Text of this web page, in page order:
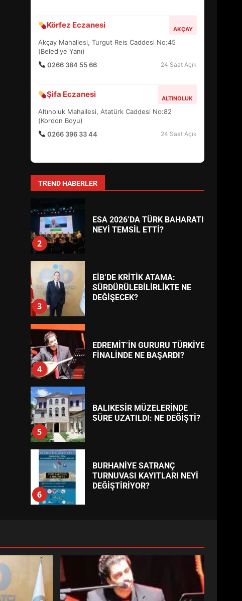
Körfez Eczanesi AKÇAY
Akçay Mahallesi, Turgut Reis Caddesi No:45
(Belediye Yanı)
0266 384 55 66
24 Saat Açık
Şifa Eczanesi ALTINOLUK
Altınoluk Mahallesi, Atatürk Caddesi No:82
(Kordon Boyu)
0266 396 33 44
24 Saat Açık
TREND HABERLER
6
BURHANİYE SATRANÇ
DEĞİŞTİRİYOR?
7
BURHANİYE
BELEDİYESPOR’DA YENİ
YÖNETİM NASIL ŞEKİLLENDİ?
1
HAREKETE GEÇİYOR: GÖZLER
2
ESA 2026’DA TÜRK BAHARATI
NEYİ TEMSİL ETTİ?
3
EİB’DE KRİTİK ATAMA:
SÜRDÜRÜLEBİLİRLİKTE NE
DEĞİŞECEK?
4
EDREMİT’İN GURURU TÜRKİYE
FİNALİNDE NE BAŞARDI?
5
BALIKESİR MÜZELERİNDE
SÜRE UZATILDI: NE DEĞİŞTİ?
6
BURHANİYE SATRANÇ
TURNUVASI KAYITLARI NEYİ
DEĞİŞTİRİYOR?
7
YÖNETİM NASIL ŞEKİLLENDİ?
AYVALIK SU MİRASI İÇİN